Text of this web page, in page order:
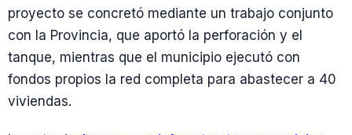
proyecto se concretó mediante un trabajo conjunto
con la Provincia, que aportó la perforación y el
tanque, mientras que el municipio ejecutó con
fondos propios la red completa para abastecer a 40
viviendas.